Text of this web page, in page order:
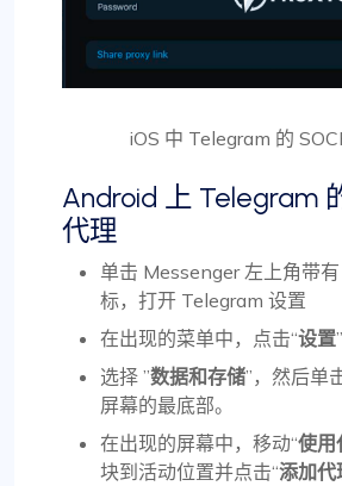
iOS 中 Telegram 的
Android 上 Telegram
代理
单击 Messenger 左上角带
标，打开 Telegram 设置
在出现的菜单中，点击“设置
选择 ”数据和存储”，然后单
屏幕的最底部。
在出现的屏幕中，移动“使用
块到活动位置并点击“添加代